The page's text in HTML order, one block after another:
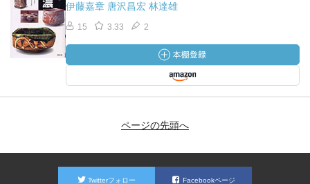
伊藤嘉章 唐沢昌宏 林達雄
15 3.33 2
ページの先頭へ
Twitterフォロー Facebookページ